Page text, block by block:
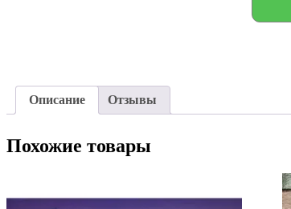
Описание Отзывы
Похожие товары